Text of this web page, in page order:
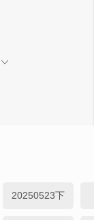
20250523下